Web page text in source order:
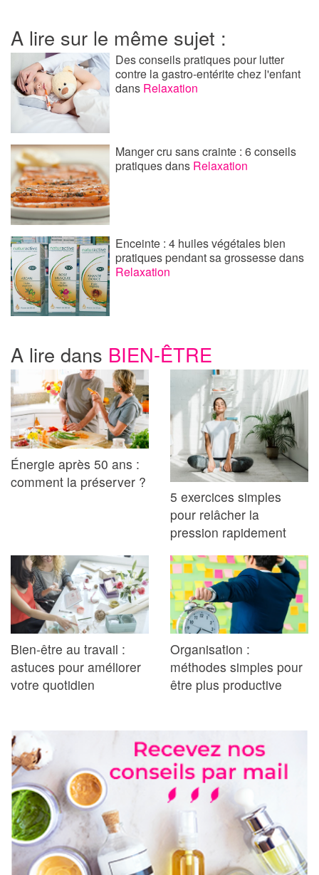
A lire sur le même sujet :
Des conseils pratiques pour lutter
contre la gastro-entérite chez l'enfant
dans Relaxation
Manger cru sans crainte : 6 conseils
pratiquesdans Relaxation
Enceinte : 4 huiles végétales bien
pratiques pendant sa grossessedans
Relaxation
A lire dans BIEN-ÊTRE
Énergie après 50 ans :
comment la préserver ?
5 exercices simples
pour relâcher la
pression rapidement
Bien-être au travail :
astuces pour améliorer
votre quotidien
Organisation :
méthodes simples pour
être plus productive